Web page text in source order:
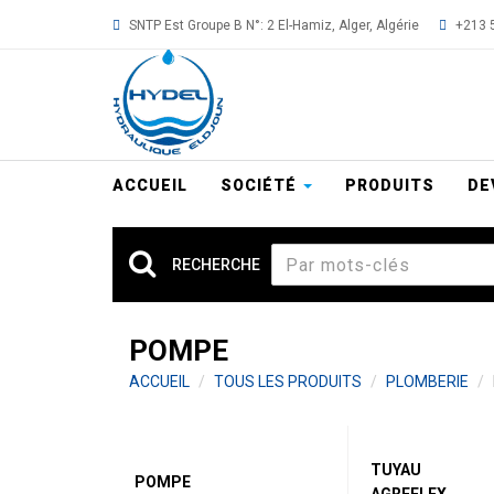
SNTP Est Groupe B N°: 2 El-Hamiz, Alger, Algérie +213
ACCUEIL SOCIÉTÉ PRODUITS
RECHERCHE
POMPE
ACCUEIL TOUS LES PRODUITS PLOMBERIE
POMPE
TUYAU